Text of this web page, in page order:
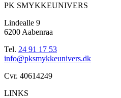
PK SMYKKEUNIVERS
Lindealle 9
6200 Aabenraa
Tel. 24 91 17 53
info@pksmykkeunivers.dk
Cvr. 40614249
LINKS